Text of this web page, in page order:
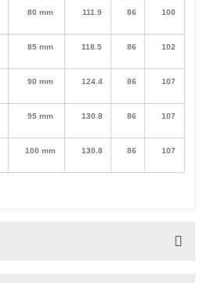
80 mm 111.9 86 100
85 mm 118.5 86 102
90 mm 124.4 86 107
95 mm 130.8 86 107
100 mm 130.8 86 107